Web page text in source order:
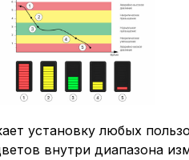
установку любых
внутри диапазона